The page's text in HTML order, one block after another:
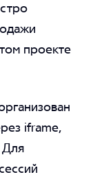
проекте
iframe,
Для